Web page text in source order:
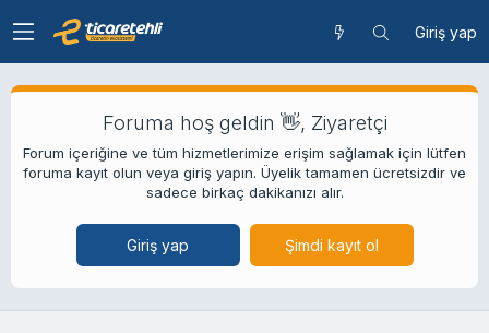
Giriş yap
Foruma hoş geldin 👋, Ziyaretçi
Forum içeriğine ve tüm hizmetlerimize erişim sağlamak için lütfen
foruma kayıt olun veya giriş yapın. Üyelik tamamen ücretsizdir ve
sadece birkaç dakikanızı alır.
Giriş yap Şimdi kayıt ol